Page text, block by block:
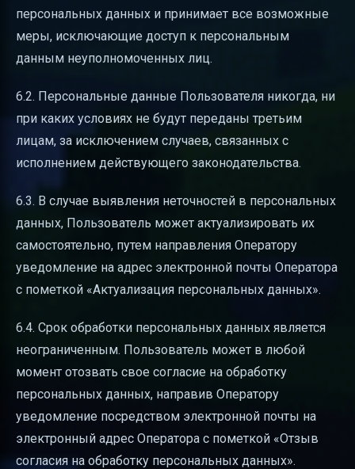
персональных данных и принимает все возможные
меры, исключающие доступ к персональным
данным неуполномоченных лиц.
6.2. Персональные данные Пользователя никогда, ни
при каких условиях не будут переданы третьим
лицам, за исключением случаев, связанных с
исполнением действующего законодательства.
6.3. В случае выявления неточностей в персональных
данных, Пользователь может актуализировать их
самостоятельно, путем направления Оператору
уведомление на адрес электронной почты Оператора
с пометкой «Актуализация персональных данных».
6.4. Срок обработки персональных данных является
неограниченным. Пользователь может в любой
момент отозвать свое согласие на обработку
персональных данных, направив Оператору
уведомление посредством электронной почты на
электронный адрес Оператора с пометкой «Отзыв
согласия на обработку персональных данных».